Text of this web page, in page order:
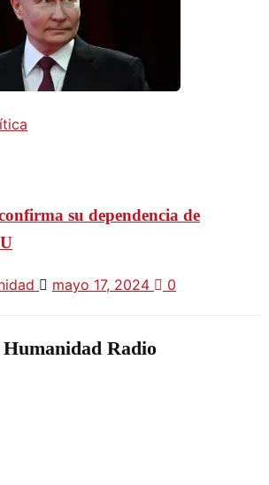
su dependencia de
mayo 17, 2024 0
Radio